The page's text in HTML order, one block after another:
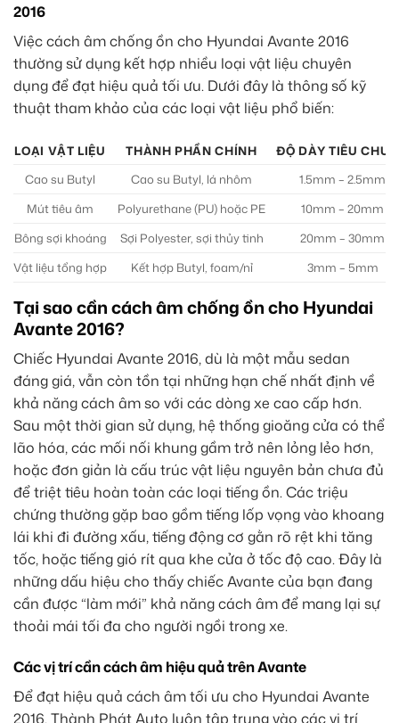
2016
Việc cách âm chống ồn cho Hyundai Avante 2016
thường sử dụng kết hợp nhiều loại vật liệu chuyên
dụng để đạt hiệu quả tối ưu. Dưới đây là thông số kỹ
thuật tham khảo của các loại vật liệu phổ biến:
LOẠI VẬT LIỆU THÀNH PHẦN CHÍNH
ĐỘ DÀY TIÊU
Cao su Butyl
Cao su Butyl, lá nhôm
1.5mm – 2.5mm
Mút tiêu âm
Polyurethane (PU) hoặc PE
10mm – 20mm
Bông sợi khoáng
Sợi Polyester, sợi thủy tinh
20mm – 30mm
Vật liệu tổng hợp
Kết hợp Butyl, foam/nỉ 3mm – 5mm
Tại sao cần cách âm chống ồn cho Hyundai
Avante 2016?
Chiếc Hyundai Avante 2016, dù là một mẫu sedan
đáng giá, vẫn còn tồn tại những hạn chế nhất định về
khả năng cách âm so với các dòng xe cao cấp hơn.
Sau một thời gian sử dụng, hệ thống gioăng cửa có thể
lão hóa, các mối nối khung gầm trở nên lỏng lẻo hơn,
hoặc đơn giản là cấu trúc vật liệu nguyên bản chưa đủ
để triệt tiêu hoàn toàn các loại tiếng ồn. Các triệu
chứng thường gặp bao gồm tiếng lốp vọng vào khoang
lái khi đi đường xấu, tiếng động cơ gằn rõ rệt khi tăng
tốc, hoặc tiếng gió rít qua khe cửa ở tốc độ cao. Đây là
những dấu hiệu cho thấy chiếc Avante của bạn đang
cần được “làm mới” khả năng cách âm để mang lại sự
thoải mái tối đa cho người ngồi trong xe.
Các vị trí cần cách âm hiệu quả trên Avante
Để đạt hiệu quả cách âm tối ưu cho Hyundai Avante
2016, Thành Phát Auto luôn tập trung vào các vị trí